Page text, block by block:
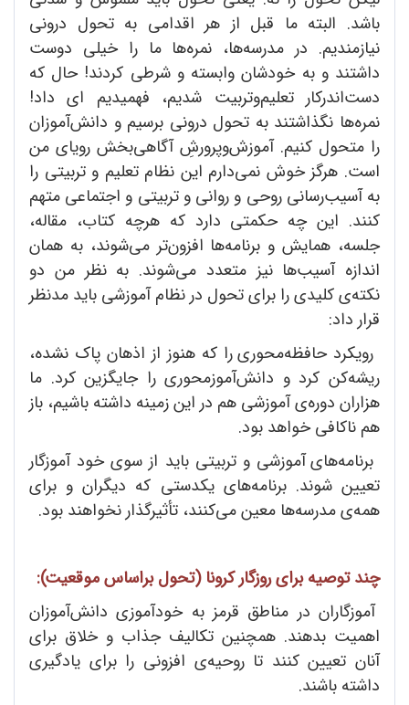
باشد. البته ما قبل از هر اقدامی به تحول درونی
نیازمندیم. در مدرسهها، نمرهها ما را خیلی دوست
داشتند و به خودشان وابسته و شرطی کردند! حال که
دستاندرکار تعلیموتربیت شدیم، فهمیدیم ای داد!
نمرهها نگذاشتند به تحول درونی برسیم و دانشآموزان
را متحول کنیم. آموزشوپرورشِ آگاهیبخش رویای من
است. هرگز خوش نمیدارم این نظام تعلیم و تربیتی را
به آسیبرسانی روحی و روانی و تربیتی و اجتماعی متهم
کنند. این چه حکمتی دارد که هرچه کتاب، مقاله،
جلسه، همایش و برنامهها افزونتر میشوند، به همان
اندازه آسیبها نیز متعدد میشوند. به نظر من دو
نکتهی کلیدی را برای تحول در نظام آموزشی باید مدنظر
قرار داد:
رویکرد حافظهمحوری را که هنوز از اذهان پاک نشده،
ریشهکن کرد و دانشآموزمحوری را جایگزین کرد. ما
هزاران دورهی آموزشی هم در این زمینه داشته باشیم، باز
هم ناکافی خواهد بود.
برنامههای آموزشی و تربیتی باید از سوی خود آموزگار
تعیین شوند. برنامههای یکدستی که دیگران و برای
همهی مدرسهها معین میکنند، تأثیرگذار نخواهند بود.
چند توصیه برای روزگار کرونا (تحول براساس موقعیت):
آموزگاران در مناطق قرمز به خودآموزی دانشآموزان
اهمیت بدهند. همچنین تکالیف جذاب و خلاق برای
آنان تعیین کنند تا روحیهی افزونی را برای یادگیری
داشته باشند.